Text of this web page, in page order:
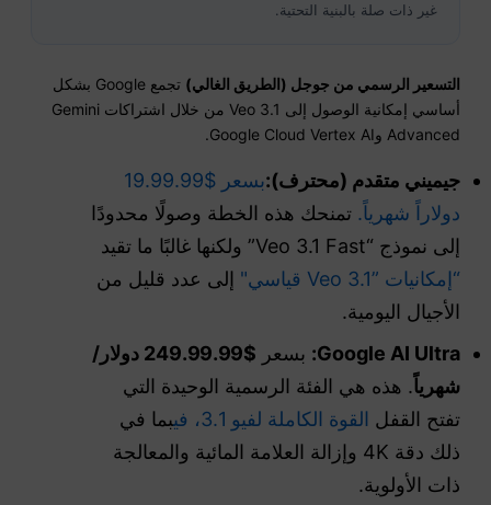
غير ذات صلة بالبنية التحتية.
التسعير الرسمي من جوجل (الطريق الغالي)
تجمع Google بشكل
أساسي إمكانية الوصول إلى Veo 3.1 من خلال اشتراكات Gemini
Advanced وGoogle Cloud Vertex AI.
جيميني متقدم (محترف):
بسعر $19.99.99
دولاراً شهرياً. تمنحك هذه الخطة وصولًا محدودًا
إلى نموذج “Veo 3.1 Fast” ولكنها غالبًا ما تقيد
“إمكانيات ”Veo 3.1 قياسي"
إلى عدد قليل من
الأجيال اليومية.
Google AI Ultra: بسعر
$249.99.99 دولار/
شهرياً . هذه هي الفئة الرسمية الوحيدة التي
تفتح القفل القوة الكاملة لفيو 3.1، في
بما في
ذلك دقة 4K وإزالة العلامة المائية والمعالجة
ذات الأولوية.